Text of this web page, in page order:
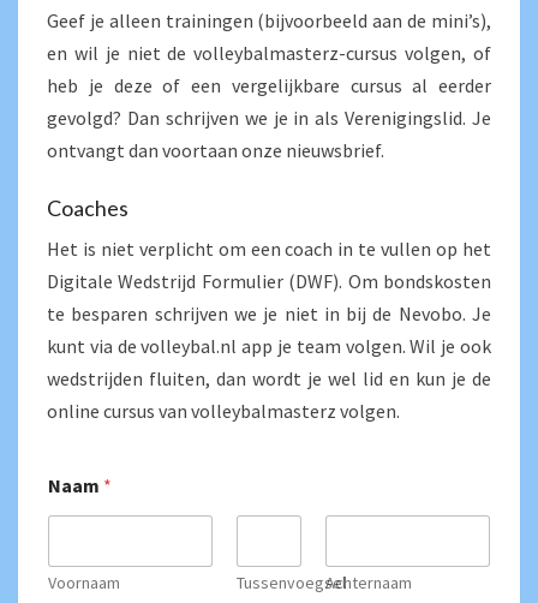
Geef je alleen trainingen (bijvoorbeeld aan de mini’s),
en wil je niet de volleybalmasterz-cursus volgen, of
heb je deze of een vergelijkbare cursus al eerder
gevolgd? Dan schrijven we je in als Verenigingslid. Je
ontvangt dan voortaan onze nieuwsbrief.
Coaches
Het is niet verplicht om een coach in te vullen op het
Digitale Wedstrijd Formulier (DWF). Om bondskosten
te besparen schrijven we je niet in bij de Nevobo. Je
kunt via de volleybal.nl app je team volgen. Wil je ook
wedstrijden fluiten, dan wordt je wel lid en kun je de
online cursus van volleybalmasterz volgen.
Naam *
Voornaam TussenvoegselAchternaam